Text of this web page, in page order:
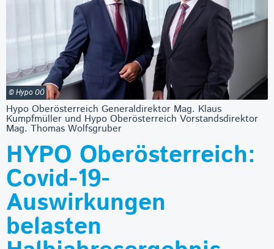
© Hypo OÖ
Hypo Oberösterreich Generaldirektor Mag. Klaus
Kumpfmüller und Hypo Oberösterreich Vorstandsdirektor
Mag. Thomas Wolfsgruber
HYPO Oberösterreich:
Covid-19-
Auswirkungen
belasten